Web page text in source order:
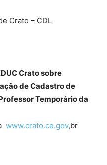
Crato – CDL
Crato sobre
de Cadastro de
Temporário da
www.crato.ce.gov,br